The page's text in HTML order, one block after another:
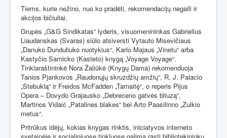
Tiems, kurie nežino, nuo ko pradėti, rekomendacijų negaili ir
akcijos bičiuliai.
Grupės „G&G Sindikatas“ lyderis, visuomenininkas Gabrielius
Liaudanskas (Svaras) siūlo atsiversti Vytauto Misevičiaus
„Danuko Dunduliuko nuotykius“, Karlo Majaus „Vinetu“ arba
Kastyčio Sarnicko (Kasteto) knygą „Voyage Voyage“.
Tinklaraštininkė Nora Žaliūkė (Knygų Dama) rekomenduoja
Tanios Pjankovos „Raudonųjų skruzdžių amžių“, R. J. Palacio
„Stebuklą“ ir Freidos McFadden „Tarnaitę“, o reperis Pijus
Opera – Dovydo Grajausko „Debreceno gatvės bliuzą“,
Martinos Vidaić „Patalines blakes“ bei Arto Paasilinno „Zuikio
metus“.
Pritrūkus idėjų, kokias knygas rinktis, iniciatyvos interneto